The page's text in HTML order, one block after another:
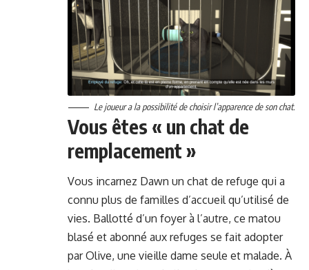
Le joueur a la pos­si­bil­ité de choisir l’ap­parence de son chat.
Vous êtes « un chat de
remplacement »
Vous incar­nez Dawn un chat de refuge qui a
con­nu plus de familles d’ac­cueil qu’utilisé de
vies. Bal­lot­té d’un foy­er à l’autre, ce matou
blasé et abon­né aux refuges se fait adopter
par Olive, une vieille dame seule et malade. À